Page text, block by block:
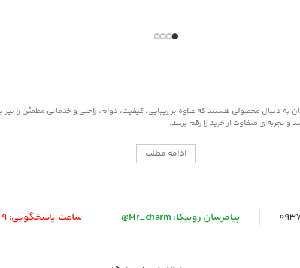
دنبال محصولی هستند که علاوه بر زیبایی، کیفیت، دوام، راحتی و خدماتی مطمئن را نیز
تجربه‌ای متفاوت از خرید را رقم بزنند.
ادامه مطلب
پیامرسان روبیکا: Mr_charm@ ساعت پاسخگویی: 9 تا 18